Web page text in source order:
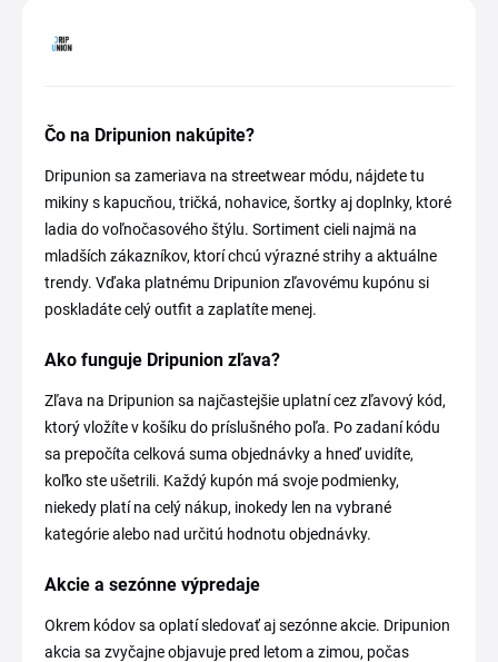
Čo na Dripunion nakúpite?
Dripunion sa zameriava na streetwear módu, nájdete tu
mikiny s kapucňou, tričká, nohavice, šortky aj doplnky, ktoré
ladia do voľnočasového štýlu. Sortiment cieli najmä na
mladších zákazníkov, ktorí chcú výrazné strihy a aktuálne
trendy. Vďaka platnému Dripunion zľavovému kupónu si
poskladáte celý outfit a zaplatíte menej.
Ako funguje Dripunion zľava?
Zľava na Dripunion sa najčastejšie uplatní cez zľavový kód,
ktorý vložíte v košíku do príslušného poľa. Po zadaní kódu
sa prepočíta celková suma objednávky a hneď uvidíte,
koľko ste ušetrili. Každý kupón má svoje podmienky,
niekedy platí na celý nákup, inokedy len na vybrané
kategórie alebo nad určitú hodnotu objednávky.
Akcie a sezónne výpredaje
Okrem kódov sa oplatí sledovať aj sezónne akcie. Dripunion
akcia sa zvyčajne objavuje pred letom a zimou, počas